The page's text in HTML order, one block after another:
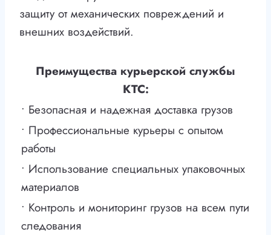
защиту от механических повреждений и
внешних воздействий.
Преимущества курьерской службы
КТС:
• Безопасная и надежная доставка грузов
• Профессиональные курьеры с опытом
работы
• Использование специальных упаковочных
материалов
• Контроль и мониторинг грузов на всем пути
следования